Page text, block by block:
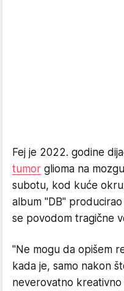
Fej je 2022. godine
tumor glioma na
subotu, kod kuće
album "DB"
se povodom tragične
"Ne mogu da opišem
kada je, samo nakon
neverovatno kreativno